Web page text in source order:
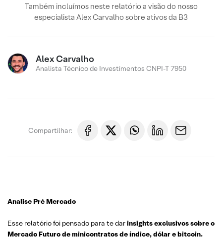
Também incluímos neste relatório a visão do nosso
especialista Alex Carvalho sobre ativos da B3
Alex Carvalho
Analista Técnico de Investimentos CNPI-T 7950
Compartilhar:
Analise Pré Mercado
Esse relatório foi pensado para te darinsights exclusivos sobre o
Mercado Futuro de minicontratos de índice, dólar e bitcoin.